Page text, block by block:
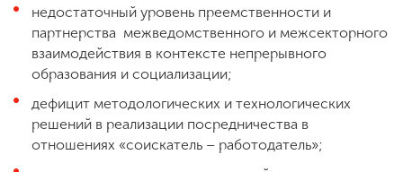
недостаточный уровень преемственности и
партнерства межведомственного и межсекторного
взаимодействия в контексте непрерывного
образования и социализации;
дефицит методологических и технологических
решений в реализации посредничества в
отношениях «соискатель – работодатель»;